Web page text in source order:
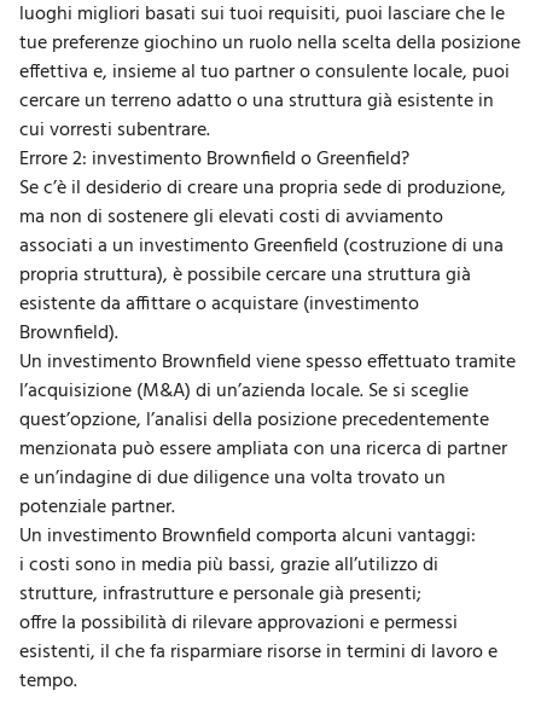
luoghi migliori basati sui tuoi requisiti, puoi lasciare che le
tue preferenze giochino un ruolo nella scelta della posizione
effettiva e, insieme al tuo partner o consulente locale, puoi
cercare un terreno adatto o una struttura già esistente in
cui vorresti subentrare.
Errore 2: investimento Brownfield o Greenfield?
Se c’è il desiderio di creare una propria sede di produzione,
ma non di sostenere gli elevati costi di avviamento
associati a un investimento Greenfield (costruzione di una
propria struttura), è possibile cercare una struttura già
esistente da affittare o acquistare (investimento
Brownfield).
Un investimento Brownfield viene spesso effettuato tramite
l’acquisizione (M&A) di un’azienda locale. Se si sceglie
quest’opzione, l’analisi della posizione precedentemente
menzionata può essere ampliata con una ricerca di partner
e un’indagine didue diligenceuna volta trovato un
potenziale partner.
Un investimento Brownfield comporta alcuni vantaggi:
i costi sono in media più bassi, grazie all’utilizzo di
strutture, infrastrutture e personale già presenti;
offre la possibilità di rilevare approvazioni e permessi
esistenti, il che fa risparmiare risorse in termini di lavoro e
tempo.